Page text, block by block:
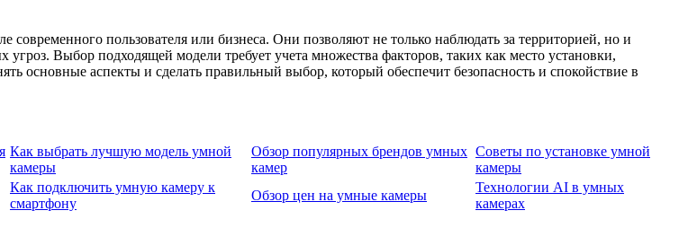
пользователя или бизнеса. Они позволяют не только наблюдать за территорией, но и
Выбор подходящей модели требует учета множества факторов, таких как место установки,
основные аспекты и сделать правильный выбор, который обеспечит безопасность и спокойствие в
Как выбрать лучшую модель умной
камеры
Обзор популярных брендов умных
камер
Советы по установке умной
камеры
Как подключить умную камеру к
смартфону
Обзор цен на умные камеры
Технологии AI в умных
камерах